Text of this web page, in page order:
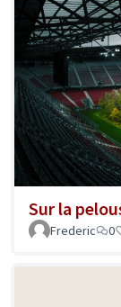
Sur la
Frederic 0